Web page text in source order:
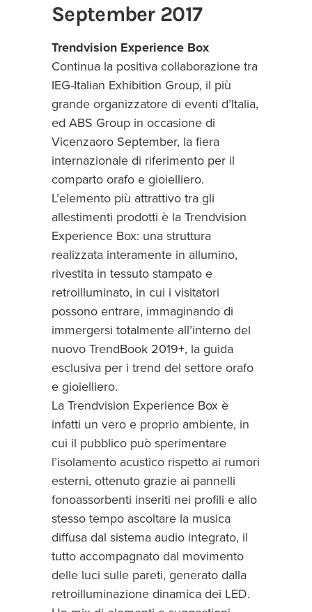
September 2017
Trendvision Experience Box
Continua la positiva collaborazione tra
IEG-Italian Exhibition Group, il più
grande organizzatore di eventi d’Italia,
ed ABS Group in occasione di
Vicenzaoro September, la fiera
internazionale di riferimento per il
comparto orafo e gioielliero.
L’elemento più attrattivo tra gli
allestimenti prodotti è la Trendvision
Experience Box: una struttura
realizzata interamente in allumino,
rivestita in tessuto stampato e
retroilluminato, in cui i visitatori
possono entrare, immaginando di
immergersi totalmente all’interno del
nuovo TrendBook 2019+, la guida
esclusiva per i trend del settore orafo
e gioielliero.
La Trendvision Experience Box è
infatti un vero e proprio ambiente, in
cui il pubblico può sperimentare
l’isolamento acustico rispetto ai rumori
esterni, ottenuto grazie ai pannelli
fonoassorbenti inseriti nei profili e allo
stesso tempo ascoltare la musica
diffusa dal sistema audio integrato, il
tutto accompagnato dal movimento
delle luci sulle pareti, generato dalla
retroilluminazione dinamica dei LED.